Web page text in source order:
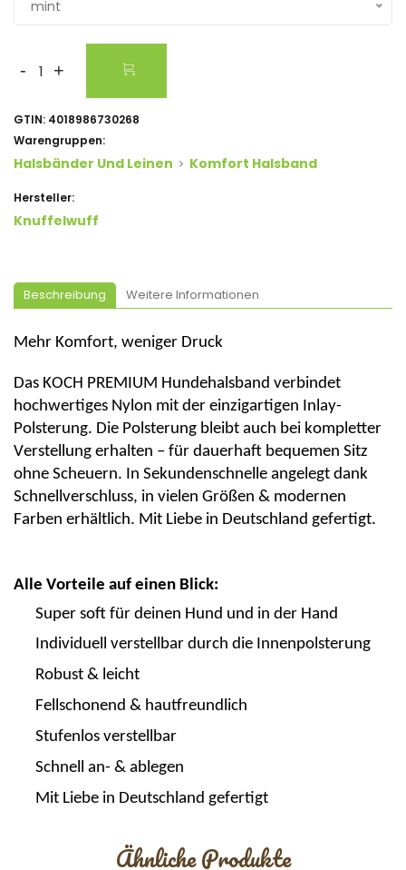
mint
- +
GTIN: 4018986730268
Warengruppen:
Halsbänder Und Leinen Komfort Halsband
Hersteller:
Knuffelwuff
Beschreibung Weitere Informationen
Mehr Komfort, weniger Druck
Das KOCH PREMIUM Hundehalsband verbindet
hochwertiges Nylon mit der einzigartigen Inlay-
Polsterung. Die Polsterung bleibt auch bei kompletter
Verstellung erhalten – für dauerhaft bequemen Sitz
ohne Scheuern. In Sekundenschnelle angelegt dank
Schnellverschluss, in vielen Größen & modernen
Farben erhältlich. Mit Liebe in Deutschland gefertigt.
Alle Vorteile auf einen Blick:
Super soft für deinen Hund und in der Hand
Individuell verstellbar durch die Innenpolsterung
Robust & leicht
Fellschonend & hautfreundlich
Stufenlos verstellbar
Schnell an- & ablegen
Mit Liebe in Deutschland gefertigt
Ähnliche Produkte